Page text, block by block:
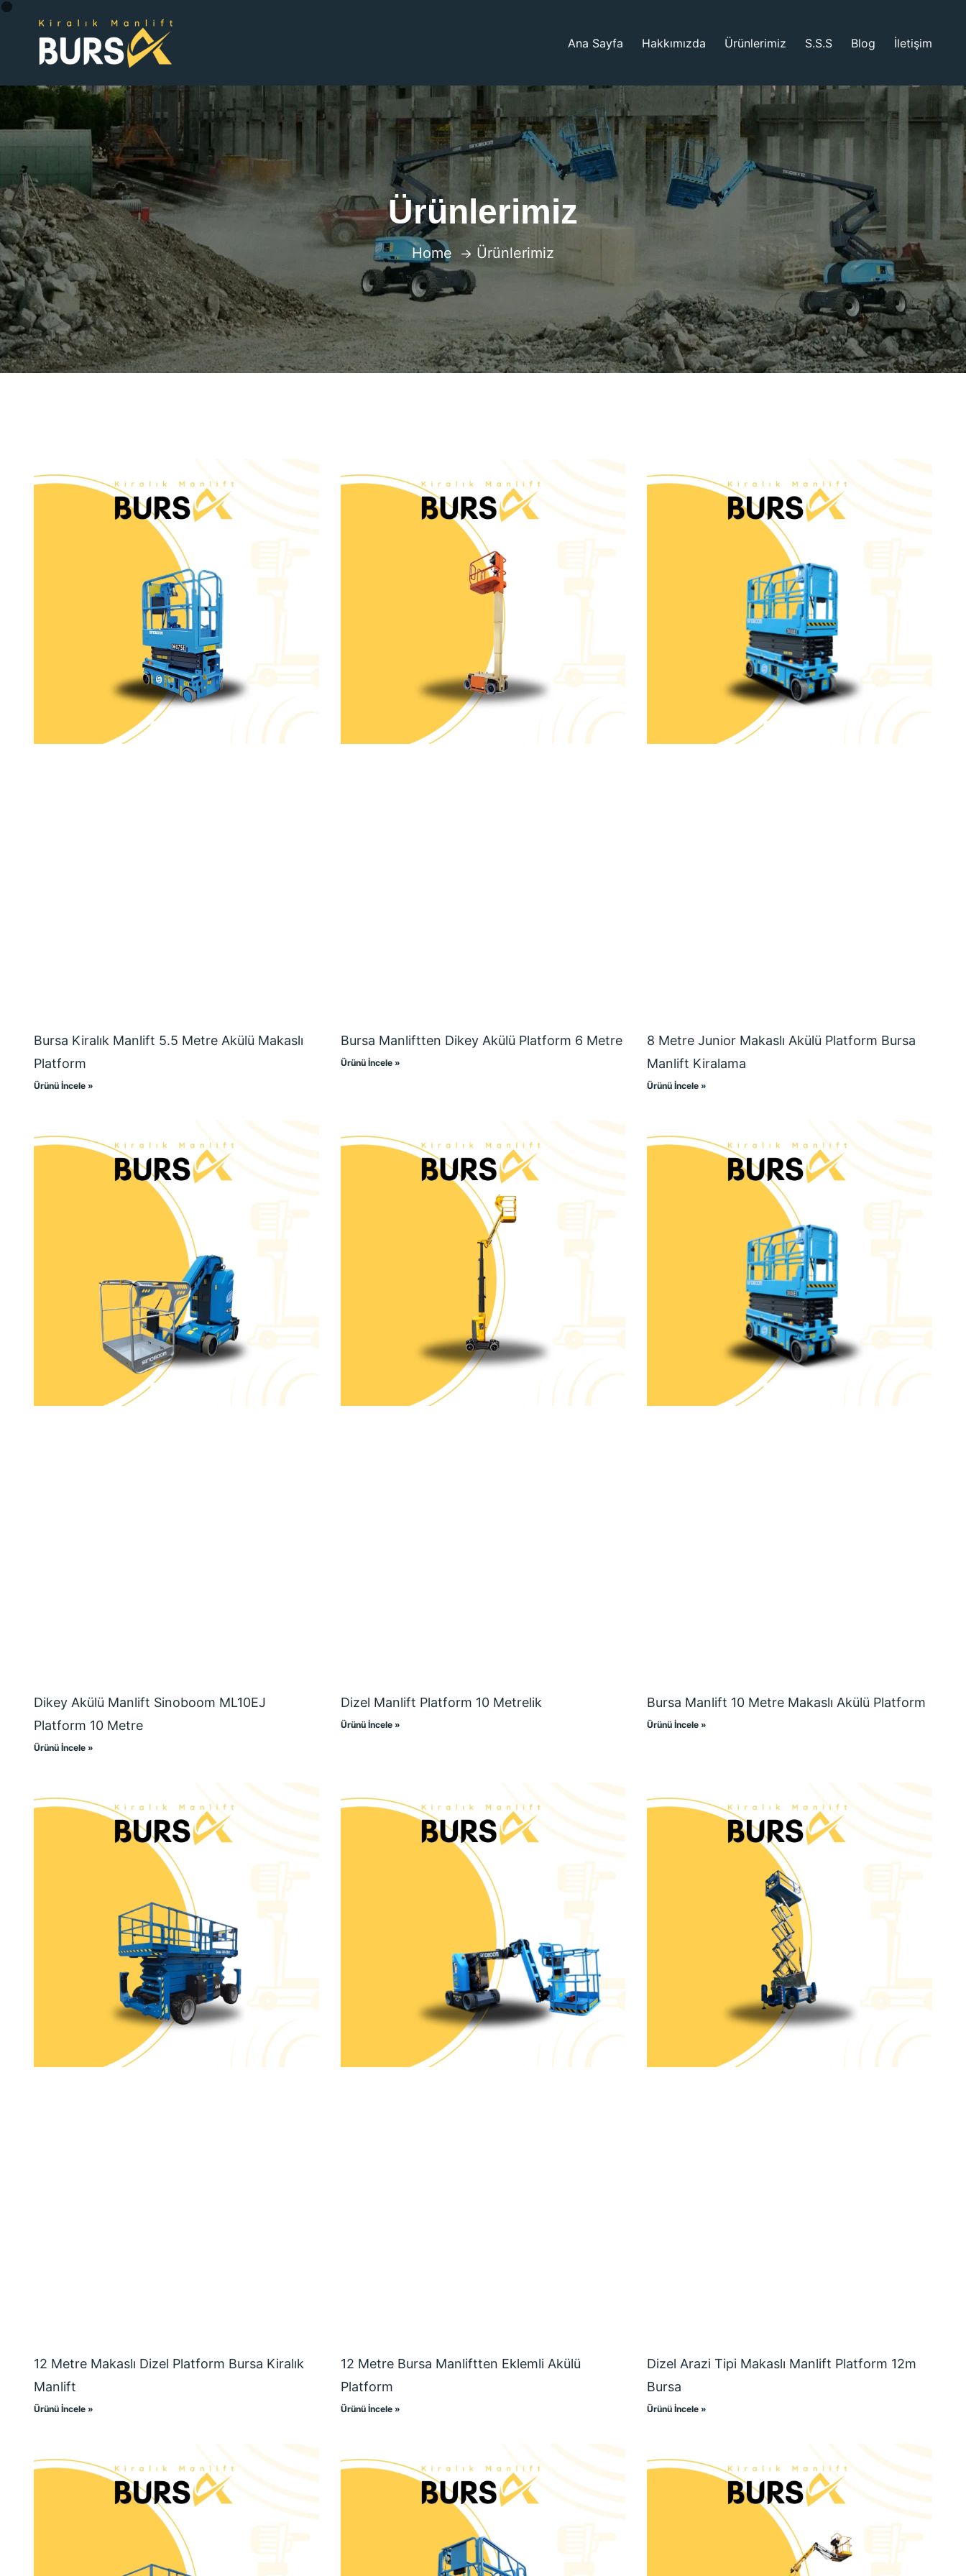
Ana Sayfa Hakkımızda Ürünlerimiz S.S.S Blog İletişim
Ürünlerimiz
Home Ürünlerimiz
Bursa Kiralık Manlift 5.5 Metre Akülü Makaslı
Platform
Ürünü İncele »
Bursa Manliftten Dikey Akülü Platform 6 Metre
Ürünü İncele »
8 Metre Junior Makaslı Akülü Platform Bursa
Manlift Kiralama
Ürünü İncele »
Dikey Akülü Manlift Sinoboom ML10EJ
Platform 10 Metre
Ürünü İncele »
Dizel Manlift Platform 10 Metrelik
Ürünü İncele »
Bursa Manlift 10 Metre Makaslı Akülü Platform
Ürünü İncele »
12 Metre Makaslı Dizel Platform Bursa Kiralık
Manlift
Ürünü İncele »
12 Metre Bursa Manliftten Eklemli Akülü
Platform
Ürünü İncele »
Dizel Arazi Tipi Makaslı Manlift Platform 12m
Bursa
Ürünü İncele »